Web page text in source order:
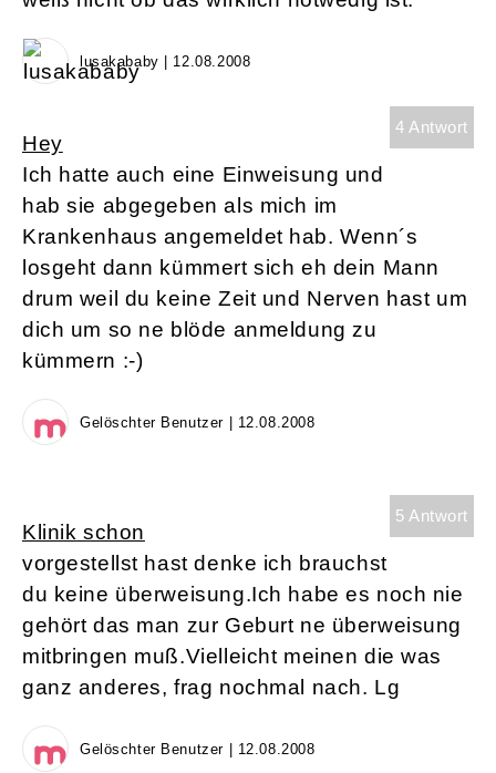
lusakababy | 12.08.2008
4 Antwort
Hey
Ich hatte auch eine Einweisung und
hab sie abgegeben als mich im
Krankenhaus angemeldet hab. Wenn´s
losgeht dann kümmert sich eh dein Mann
drum weil du keine Zeit und Nerven hast um
dich um so ne blöde anmeldung zu
kümmern :-)
Gelöschter Benutzer | 12.08.2008
5 Antwort
Klinik schon
vorgestellst hast denke ich brauchst
du keine überweisung.Ich habe es noch nie
gehört das man zur Geburt ne überweisung
mitbringen muß.Vielleicht meinen die was
ganz anderes, frag nochmal nach. Lg
Gelöschter Benutzer | 12.08.2008